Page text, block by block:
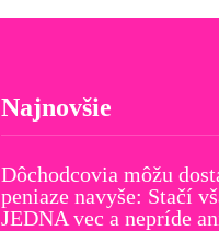
Najnovšie
Dôchodcovia môžu
peniaze navyše: Stačí
JEDNA vec a nepríde